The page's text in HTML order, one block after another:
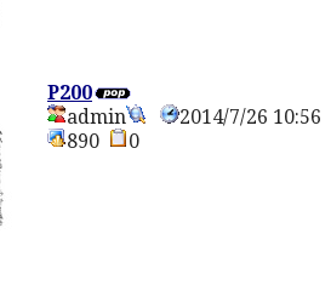
P200
admin
2014/7/26 10:56
890
0